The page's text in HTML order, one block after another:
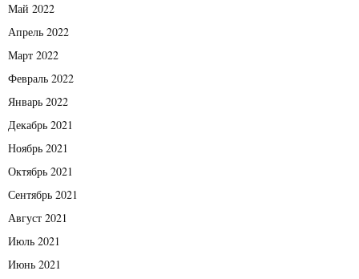
Май 2022
Апрель 2022
Март 2022
Февраль 2022
Январь 2022
Декабрь 2021
Ноябрь 2021
Октябрь 2021
Сентябрь 2021
Август 2021
Июль 2021
Июнь 2021